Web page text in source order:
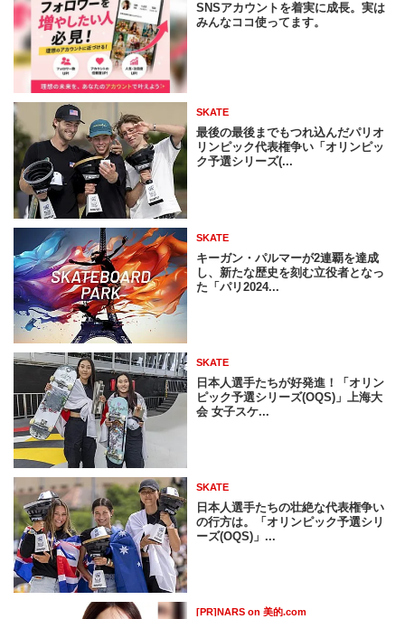
SNSアカウントを着実に成長。実は
みんなココ使ってます。
SKATE
最後の最後までもつれ込んだパリオ
リンピック代表権争い「オリンピッ
ク予選シリーズ(...
SKATE
キーガン・パルマーが2連覇を達成
し、新たな歴史を刻む立役者となっ
た「パリ2024...
SKATE
日本人選手たちが好発進！「オリン
ピック予選シリーズ(OQS)」上海大
会 女子スケ...
SKATE
日本人選手たちの壮絶な代表権争い
の行方は。「オリンピック予選シリ
ーズ(OQS)」...
[PR]NARS on 美的.com